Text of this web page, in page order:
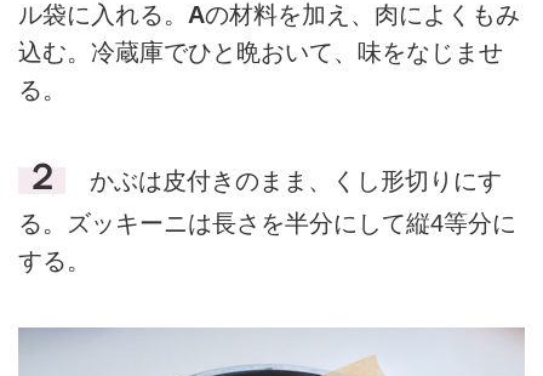
ル袋に入れる。 Aの材料を加え、肉によくもみ
込む。冷蔵庫でひと晩おいて、味をなじませ
る。
２
かぶは皮付きのまま、くし形切りにす
る。ズッキーニは長さを半分にして縦4等分に
する。